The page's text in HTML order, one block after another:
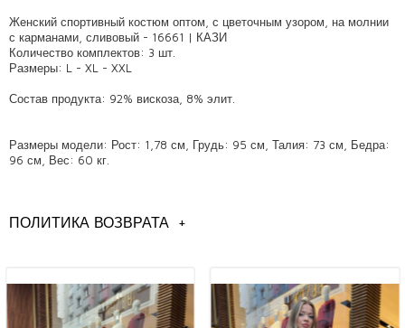
Женский спортивный костюм оптом, с цветочным узором, на молнии
с карманами, сливовый - 16661 | КАЗИ
Количество комплектов: 3 шт.
Размеры: L - XL - XXL
Состав продукта: 92% вискоза, 8% элит.
Размеры модели: Рост: 1,78 см, Грудь: 95 см, Талия: 73 см, Бедра:
96 см, Вес: 60 кг.
Оптовые продажи моделей женских спортивных костюмов,
Модели спортивных костюмов оптом в Стамбуле,
ПОЛИТИКА ВОЗВРАТА +